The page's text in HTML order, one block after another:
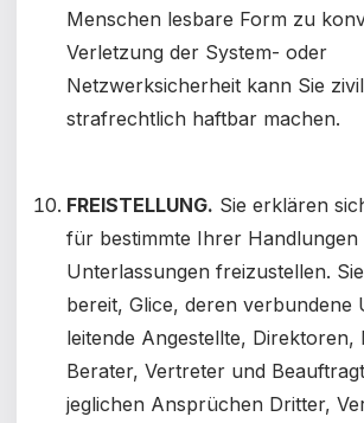
Menschen lesbare Form zu
Verletzung der System- oder
Netzwerksicherheit kann Sie
strafrechtlich haftbar machen.
FREISTELLUNG. Sie erklären
für bestimmte Ihrer Handlungen
Unterlassungen freizustellen.
bereit, Glice, deren verbundene
leitende Angestellte, Direktoren,
Berater, Vertreter und
jeglichen Ansprüchen Dritter,